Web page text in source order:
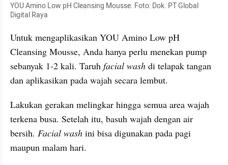
YOU Amino Low pH Cleansing Mousse. Foto: Dok. PT Global
Digital Raya
Untuk mengaplikasikan YOU Amino Low pH
Cleansing Mousse, Anda hanya perlu menekan pump
sebanyak 1-2 kali. Taruh facial wash di telapak tangan
dan aplikasikan pada wajah secara lembut.
Lakukan gerakan melingkar hingga semua area wajah
terkena busa. Setelah itu, basuh wajah dengan air
bersih. Facial wash ini bisa digunakan pada pagi
maupun malam hari.